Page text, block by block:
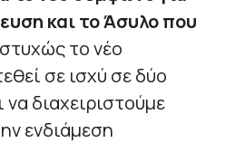
και το Άσυλο που
το νέο
σε ισχύ σε δύο
να διαχειριστούμε
ενδιάμεση